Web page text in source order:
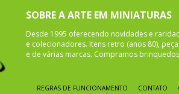
SOBRE A ARTE EM MINIATURAS
Desde 1995 oferecendo novidades e
e colecionadores. Itens retro (anos 80),
e de várias marcas. Compramos
REGRAS DE FUNCIONAMENTO CONTATO